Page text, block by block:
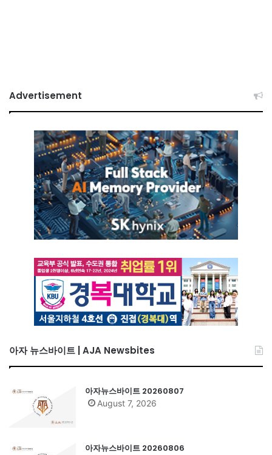
Advertisement
아자 뉴스바이트 | AJA Newsbites
아자뉴스바이트 20260807
August 7, 2026
아자뉴스바이트 20260806